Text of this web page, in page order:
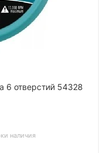
6 отверстий 54328
наличия